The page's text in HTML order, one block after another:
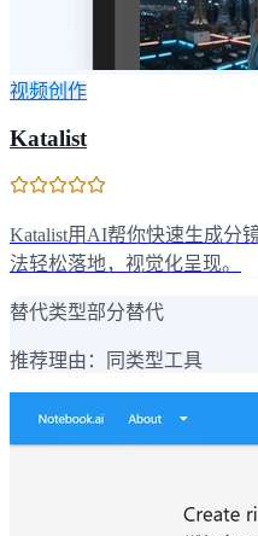
视频创作
Katalist
Katalist用AI帮你快速生成分
法轻松落地，视觉化呈现。
替代类型部分替代
推荐理由： 同类型工具